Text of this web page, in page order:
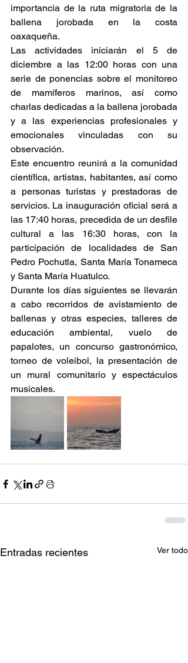
importancia de la ruta migratoria de la
ballena jorobada en la costa
oaxaqueña.
Las actividades iniciarán el 5 de
diciembre a las 12:00 horas con una
serie de ponencias sobre el monitoreo
de mamíferos marinos, así como
charlas dedicadas a la ballena jorobada
y a las experiencias profesionales y
emocionales vinculadas con su
observación.
Este encuentro reunirá a la comunidad
científica, artistas, habitantes, así como
a personas turistas y prestadoras de
servicios. La inauguración oficial será a
las 17:40 horas, precedida de un desfile
cultural a las 16:30 horas, con la
participación de localidades de San
Pedro Pochutla, Santa María Tonameca
y Santa María Huatulco.
Durante los días siguientes se llevarán
a cabo recorridos de avistamiento de
ballenas y otras especies, talleres de
educación ambiental, vuelo de
papalotes, un concurso gastronómico,
torneo de voleibol, la presentación de
un mural comunitario y espectáculos
musicales.
Entradas recientes Ver todo